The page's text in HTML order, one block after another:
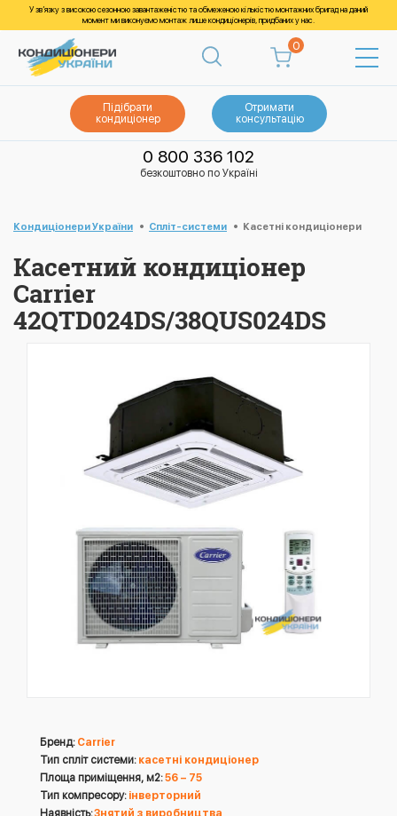
У зв’язку з високою сезонною завантаженістю та обмеженою кількістю монтажних бригад на даний
момент ми виконуємо монтаж лише кондиціонерів, придбаних у нас.
0
Підібрати
кондиціонер
Отримати
консультацію
0 800 336 102
безкоштовно по Україні
Кондиціонери України Спліт-системи Касетні кондиціонери
Касетний кондиціонер
Carrier
42QTD024DS/38QUS024DS
Бренд: Carrier
Тип спліт системи: касетні кондиціонер
Площа приміщення, м2:56 – 75
Тип компресору: інверторний
Наявність:Знятий з виробництва